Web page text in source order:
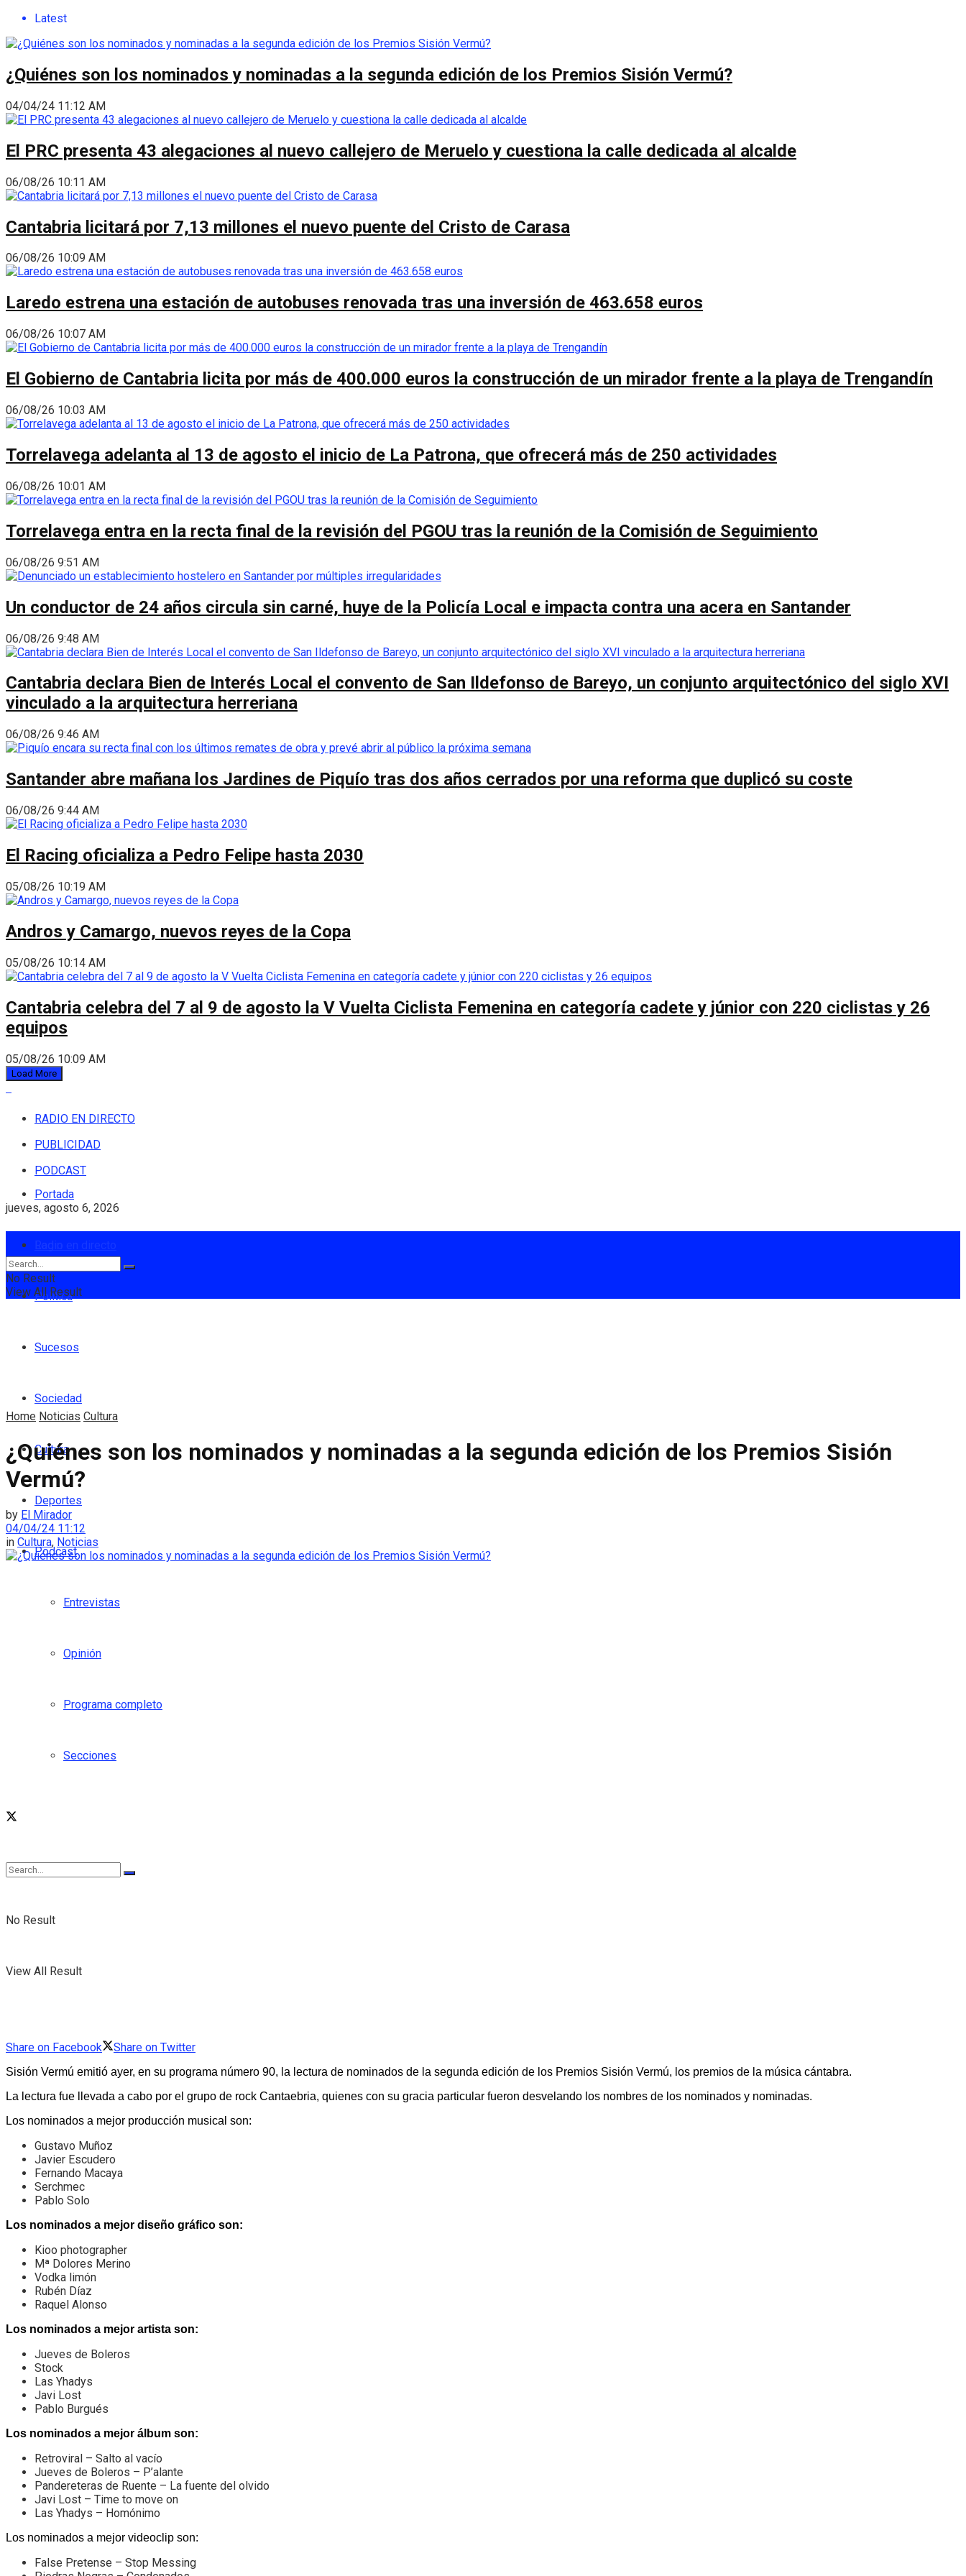
Latest
¿Quiénes son los nominados y nominadas a la segunda edición de los Premios Sisión Vermú?
04/04/24 11:12 AM
El PRC presenta 43 alegaciones al nuevo callejero de Meruelo y cuestiona la calle dedicada al alcalde
06/08/26 10:11 AM
Cantabria licitará por 7,13 millones el nuevo puente del Cristo de Carasa
06/08/26 10:09 AM
Laredo estrena una estación de autobuses renovada tras una inversión de 463.658 euros
06/08/26 10:07 AM
El Gobierno de Cantabria licita por más de 400.000 euros la construcción de un mirador frente a la playa de Trengandín
06/08/26 10:03 AM
Torrelavega adelanta al 13 de agosto el inicio de La Patrona, que ofrecerá más de 250 actividades
06/08/26 10:01 AM
Torrelavega entra en la recta final de la revisión del PGOU tras la reunión de la Comisión de Seguimiento
06/08/26 9:51 AM
Un conductor de 24 años circula sin carné, huye de la Policía Local e impacta contra una acera en Santander
06/08/26 9:48 AM
Cantabria declara Bien de Interés Local el convento de San Ildefonso de Bareyo, un conjunto arquitectónico del siglo XVI
vinculado a la arquitectura herreriana
06/08/26 9:46 AM
Santander abre mañana los Jardines de Piquío tras dos años cerrados por una reforma que duplicó su coste
06/08/26 9:44 AM
El Racing oficializa a Pedro Felipe hasta 2030
05/08/26 10:19 AM
Andros y Camargo, nuevos reyes de la Copa
05/08/26 10:14 AM
Cantabria celebra del 7 al 9 de agosto la V Vuelta Ciclista Femenina en categoría cadete y júnior con 220 ciclistas y 26
equipos
05/08/26 10:09 AM
Load More
RADIO EN DIRECTO
PUBLICIDAD
PODCAST
jueves, agosto 6, 2026
Portada
Política
Sucesos
Sociedad
Cultura
Deportes
Podcast
Entrevistas
Opinión
Programa completo
Secciones
No Result
View All Result
No Result
View All Result
Home Noticias Cultura
¿Quiénes son los nominados y nominadas a la segunda edición de los Premios Sisión
Vermú?
by El Mirador
04/04/24 11:12
in Cultura, Noticias
Share on Facebook Share on Twitter
Sisión Vermú emitió ayer, en su programa número 90, la lectura de nominados de la segunda edición de los Premios Sisión Vermú, los premios de la música cántabra.
La lectura fue llevada a cabo por el grupo de rock Cantaebria, quienes con su gracia particular fueron desvelando los nombres de los nominados y nominadas.
Los nominados a mejor producción musical son:
Gustavo Muñoz
Javier Escudero
Fernando Macaya
Serchmec
Pablo Solo
Los nominados a mejor diseño gráfico son:
Kioo photographer
Mª Dolores Merino
Vodka limón
Rubén Díaz
Raquel Alonso
Los nominados a mejor artista son:
Jueves de Boleros
Stock
Las Yhadys
Javi Lost
Pablo Burgués
Los nominados a mejor álbum son:
Retroviral – Salto al vacío
Jueves de Boleros – P’alante
Pandereteras de Ruente – La fuente del olvido
Javi Lost – Time to move on
Las Yhadys – Homónimo
Los nominados a mejor videoclip son:
False Pretense – Stop Messing